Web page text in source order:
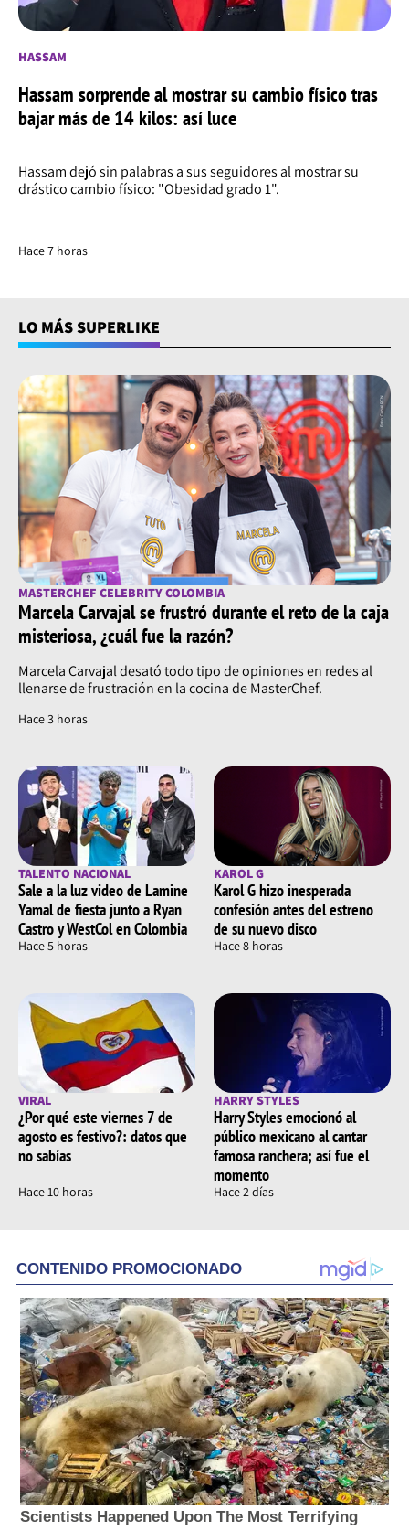
HASSAM
Hassam sorprende al mostrar su cambio físico tras
bajar más de 14 kilos: así luce
Hassam dejó sin palabras a sus seguidores al mostrar su
drástico cambio físico: "Obesidad grado 1".
Hace 7 horas
LO MÁS SUPERLIKE
MASTERCHEF CELEBRITY COLOMBIA
Marcela Carvajal se frustró durante el reto de la caja
misteriosa, ¿cuál fue la razón?
Marcela Carvajal desató todo tipo de opiniones en redes al
llenarse de frustración en la cocina de MasterChef.
Hace 3 horas
TALENTO NACIONAL
Sale a la luz video de Lamine
Yamal de fiesta junto a Ryan
Castro y WestCol en Colombia
Hace 5 horas
KAROL G
Karol G hizo inesperada
confesión antes del estreno
de su nuevo disco
Hace 8 horas
VIRAL
¿Por qué este viernes 7 de
agosto es festivo?: datos que
no sabías
Hace 10 horas
HARRY STYLES
Harry Styles emocionó al
público mexicano al cantar
famosa ranchera; así fue el
momento
Hace 2 días